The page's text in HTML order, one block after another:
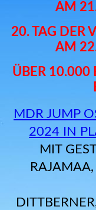
AM
20. TAG DER
AM
ÜBER 10.000
MDR JUMP
2024 IN
MIT